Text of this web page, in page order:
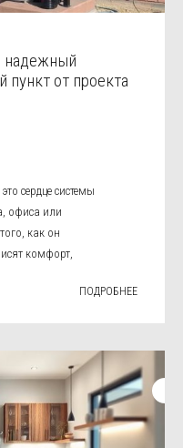
надежный
пункт от проекта
сердце системы
офиса или
как он
комфорт,
ПОДРОБНЕЕ